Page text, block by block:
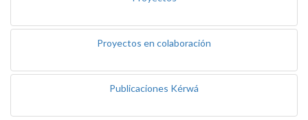
Proyectos en colaboración
Publicaciones Kérwá